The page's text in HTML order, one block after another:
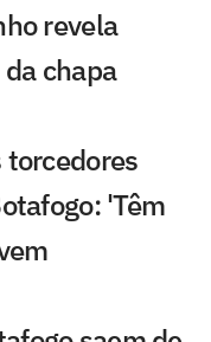
revela
chapa
torcedores
'Têm